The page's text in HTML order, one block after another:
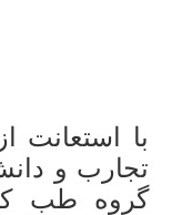
با استعانت
تجارب و
گروه طب